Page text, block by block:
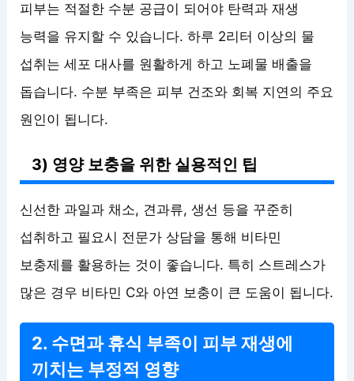
피부는 적절한 수분 공급이 되어야 탄력과 재생
능력을 유지할 수 있습니다. 하루 2리터 이상의 물
섭취는 세포 대사를 원활하게 하고 노폐물 배출을
돕습니다. 수분 부족은 피부 건조와 회복 지연의 주요
원인이 됩니다.
3) 영양 보충을 위한 실용적인 팁
신선한 과일과 채소, 견과류, 생선 등을 꾸준히
섭취하고 필요시 전문가 상담을 통해 비타민
보충제를 활용하는 것이 좋습니다. 특히 스트레스가
많은 경우 비타민 C와 아연 보충이 큰 도움이 됩니다.
2. 수면과 휴식 부족이 피부 재생에
끼치는 부정적 영향